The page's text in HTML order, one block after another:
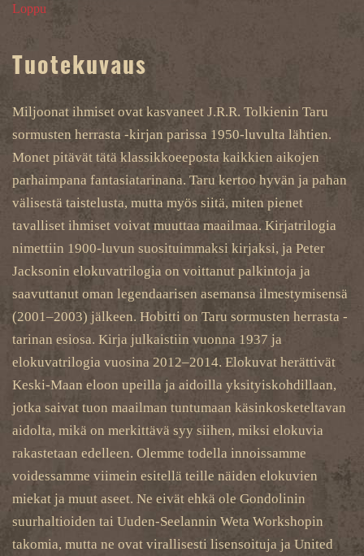
Loppu
Tuotekuvaus
Miljoonat ihmiset ovat kasvaneet J.R.R. Tolkienin Taru
sormusten herrasta -kirjan parissa 1950-luvulta lähtien.
Monet pitävät tätä klassikkoeeposta kaikkien aikojen
parhaimpana fantasiatarinana. Taru kertoo hyvän ja pahan
välisestä taistelusta, mutta myös siitä, miten pienet
tavalliset ihmiset voivat muuttaa maailmaa. Kirjatrilogia
nimettiin 1900-luvun suosituimmaksi kirjaksi, ja Peter
Jacksonin elokuvatrilogia on voittanut palkintoja ja
saavuttanut oman legendaarisen asemansa ilmestymisensä
(2001–2003) jälkeen. Hobitti on Taru sormusten herrasta -
tarinan esiosa. Kirja julkaistiin vuonna 1937 ja
elokuvatrilogia vuosina 2012–2014. Elokuvat herättivät
Keski-Maan eloon upeilla ja aidoilla yksityiskohdillaan,
jotka saivat tuon maailman tuntumaan käsinkosketeltavan
aidolta, mikä on merkittävä syy siihen, miksi elokuvia
rakastetaan edelleen. Olemme todella innoissamme
voidessamme viimein esitellä teille näiden elokuvien
miekat ja muut aseet. Ne eivät ehkä ole Gondolinin
suurhaltioiden tai Uuden-Seelannin Weta Workshopin
takomia, mutta ne ovat virallisesti lisensoituja ja United